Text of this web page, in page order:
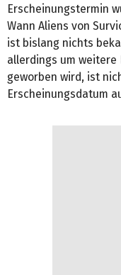
Erscheinungstermin
Wann Aliens von
ist bislang nichts
allerdings um weitere
geworben wird, ist
Erscheinungsdatum